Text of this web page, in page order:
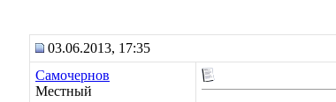
03.06.2013, 17:35
Самочернов
Местный